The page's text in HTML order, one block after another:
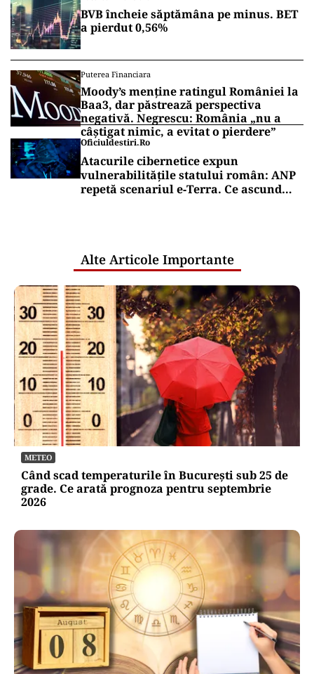
BVB încheie săptămâna pe minus. BET
a pierdut 0,56%
Puterea Financiara
Moody’s menține ratingul României la
Baa3, dar păstrează perspectiva
negativă. Negrescu: România „nu a
câștigat nimic, a evitat o pierdere”
Oficiuldestiri.ro
Atacurile cibernetice expun
vulnerabilitățile statului român: ANP
repetă scenariul e‑Terra. Ce ascund
Alte Articole Importante
METEO
Când scad temperaturile în București sub 25 de
grade. Ce arată prognoza pentru septembrie
2026